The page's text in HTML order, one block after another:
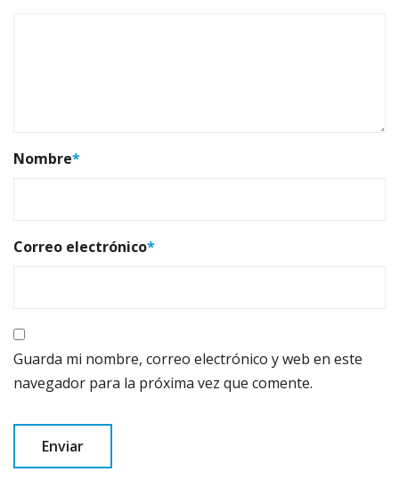
Nombre*
Correo electrónico*
Guarda mi nombre, correo electrónico y web en este
navegador para la próxima vez que comente.